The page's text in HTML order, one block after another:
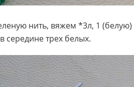
нить, вяжем *3л, 1
середине трех белых.